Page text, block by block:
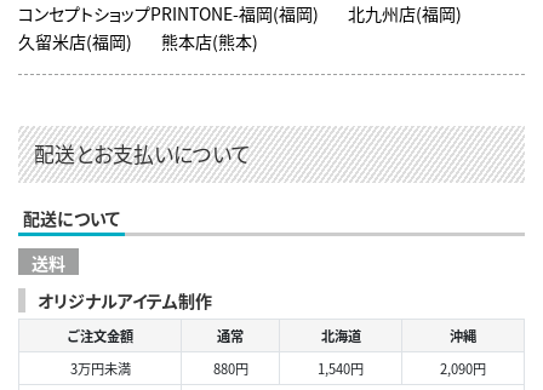
コンセプトショップPRINTONE-福岡(福岡)
北九州店(福岡)
久留米店(福岡)
熊本店(熊本)
配送とお支払いについて
配送について
送料
オリジナルアイテム制作
ご注文金額 通常 北海道
沖縄
3万円未満
880円 1,540円
2,090円